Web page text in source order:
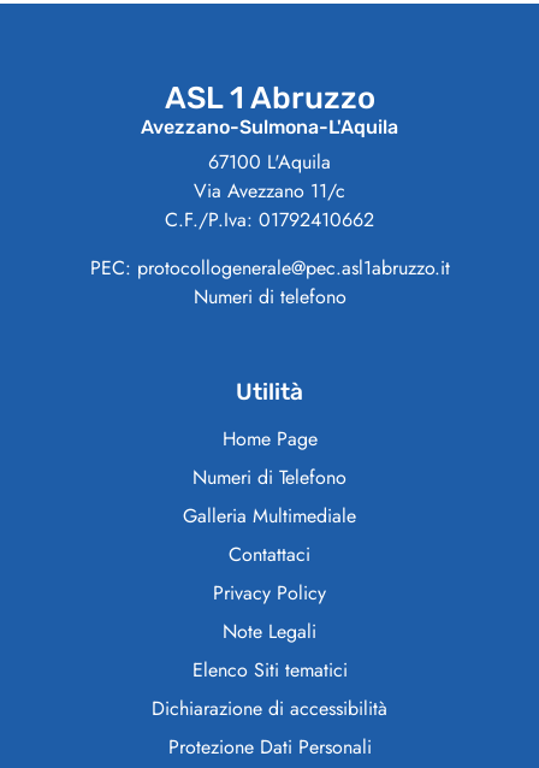
ASL 1 Abruzzo
Avezzano-Sulmona-L'Aquila
67100 L'Aquila
Via Avezzano 11/c
C.F./P.Iva: 01792410662
PEC: protocollogenerale@pec.asl1abruzzo.it
Numeri di telefono
Utilità
Home Page
Numeri di Telefono
Galleria Multimediale
Contattaci
Privacy Policy
Note Legali
Elenco Siti tematici
Dichiarazione di accessibilità
Protezione Dati Personali